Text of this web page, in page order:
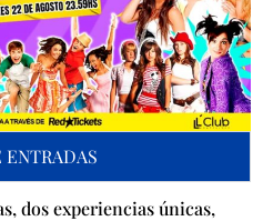
ENTRADAS
dos experiencias únicas,